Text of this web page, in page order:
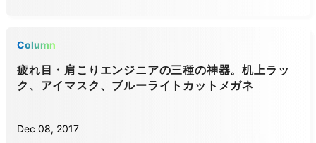
Column
疲れ目・肩こりエンジニアの三種の神器。机上ラッ
ク、アイマスク、ブルーライトカットメガネ
Dec 08, 2017